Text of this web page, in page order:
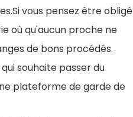
vous pensez être obligé
où qu'aucun proche ne
de bons procédés.
qui souhaite passer du
plateforme de garde de